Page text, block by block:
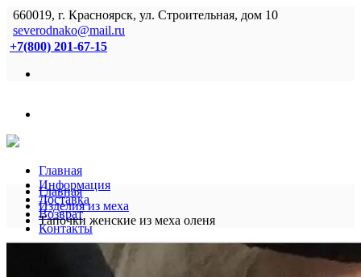
660019, г. Красноярск, ул. Строительная, дом 10
severodnako@mail.ru
+7(800) 201-67-15
Главная
Информация
Доставка
Возврат
Контакты
Главная
Изделия из меха
Тапочки женские из меха оленя